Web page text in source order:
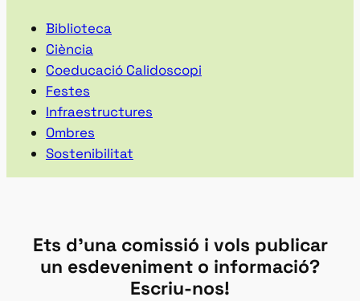
Biblioteca
Ciència
Coeducació Calidoscopi
Festes
Infraestructures
Ombres
Sostenibilitat
Ets d’una comissió i vols publicar
un esdeveniment o informació?
Escriu-nos!